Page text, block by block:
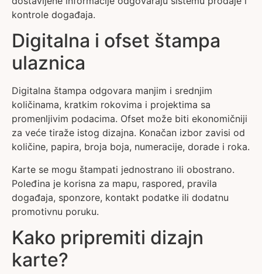
kontrole događaja.
Digitalna i ofset štampa
ulaznica
Digitalna štampa odgovara manjim i srednjim
količinama, kratkim rokovima i projektima sa
promenljivim podacima. Ofset može biti ekonomičniji
za veće tiraže istog dizajna. Konačan izbor zavisi od
količine, papira, broja boja, numeracije, dorade i roka.
Karte se mogu štampati jednostrano ili obostrano.
Poleđina je korisna za mapu, raspored, pravila
događaja, sponzore, kontakt podatke ili dodatnu
promotivnu poruku.
Kako pripremiti dizajn
karte?